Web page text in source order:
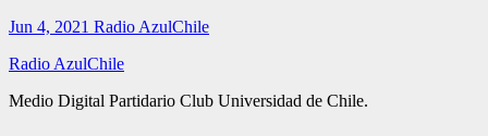
Jun 4, 2021 Radio AzulChile
Radio AzulChile
Medio Digital Partidario Club Universidad de Chile.